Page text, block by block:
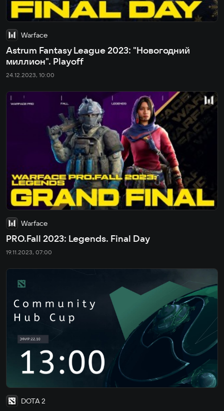
Warface
Astrum Fantasy League 2023: "Новогодний
миллион". Playoff
24.12.2023, 10:00
Warface
PRO.Fall 2023: Legends. Final Day
19.11.2023, 07:00
DOTA 2